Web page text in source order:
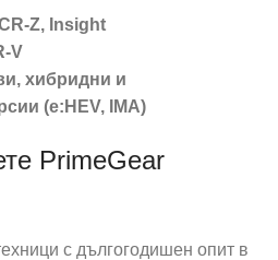
Z, Insight
V
хибридни и
(e:HEV, IMA)
PrimeGear
с дългогодишен опит в